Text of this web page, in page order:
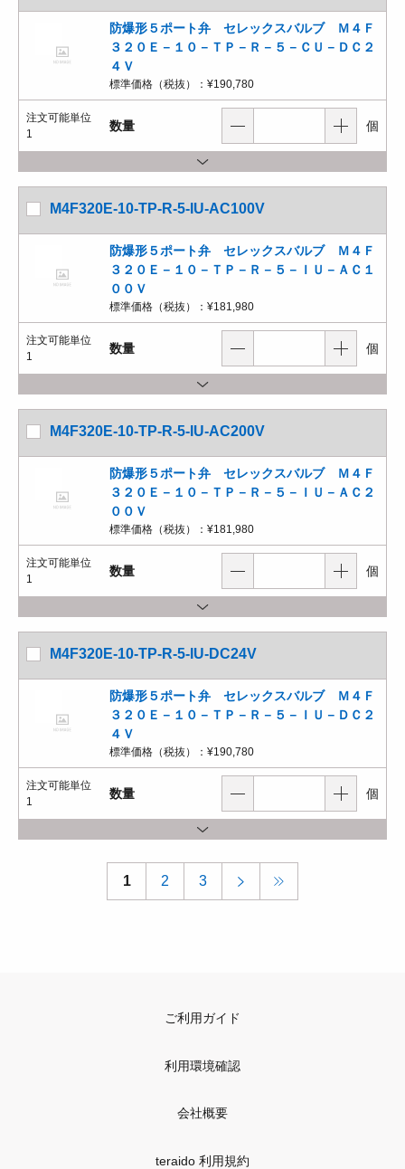
防爆形５ポート弁 セレックスバルブ Ｍ４Ｆ
３２０Ｅ－１０－ＴＰ－Ｒ－５－ＣＵ－ＤＣ２
４Ｖ
標準価格（税抜）： ¥190,780
注文可能単位
1
数量 個
M4F320E-10-TP-R-5-IU-AC100V
防爆形５ポート弁 セレックスバルブ Ｍ４Ｆ
３２０Ｅ－１０－ＴＰ－Ｒ－５－ＩＵ－ＡＣ１
００Ｖ
標準価格（税抜）： ¥181,980
注文可能単位
1
数量 個
M4F320E-10-TP-R-5-IU-AC200V
防爆形５ポート弁 セレックスバルブ Ｍ４Ｆ
３２０Ｅ－１０－ＴＰ－Ｒ－５－ＩＵ－ＡＣ２
００Ｖ
標準価格（税抜）： ¥181,980
注文可能単位
1
数量 個
M4F320E-10-TP-R-5-IU-DC24V
防爆形５ポート弁 セレックスバルブ Ｍ４Ｆ
３２０Ｅ－１０－ＴＰ－Ｒ－５－ＩＵ－ＤＣ２
４Ｖ
標準価格（税抜）： ¥190,780
注文可能単位
1
数量 個
1 2 3
ご利用ガイド
利用環境確認
会社概要
teraido 利用規約